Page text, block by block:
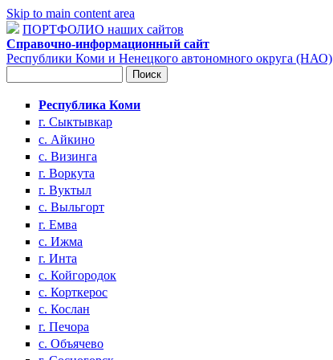
Skip to main content area
ПОРТФОЛИО наших сайтов
Справочно-информационный сайт
Республики Коми и Ненецкого автономного округа (НАО)
Республика Коми
г. Сыктывкар
с. Айкино
с. Визинга
г. Воркута
г. Вуктыл
с. Выльгорт
г. Емва
с. Ижма
г. Инта
с. Койгородок
с. Корткерос
с. Кослан
г. Печора
с. Объячево